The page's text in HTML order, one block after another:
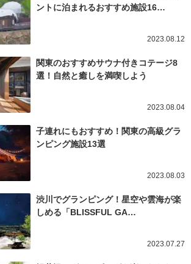
ントに泊まれるおすすめ施設16…
2023.08.12
関東のおすすめサウナ付きコテージ8
選！自然と癒しを満喫しよう
2023.08.04
子連れにもおすすめ！関東の高級グラ
ンピング施設13選
2023.08.03
渋川でグランピング！星空や雲海が楽
しめる「BLISSFUL GA…
2023.07.27